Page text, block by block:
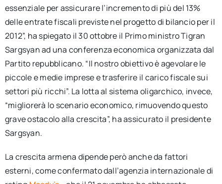
essenziale per assicurare l’incremento di più del 13%
delle entrate fiscali previste nel progetto di bilancio per il
2012”, ha spiegato il 30 ottobre il Primo ministro Tigran
Sargsyan ad una conferenza economica organizzata dal
Partito repubblicano. “Il nostro obiettivo è agevolare le
piccole e medie imprese e trasferire il carico fiscale sui
settori più ricchi”. La lotta al sistema oligarchico, invece,
“migliorerà lo scenario economico, rimuovendo questo
grave ostacolo alla crescita”, ha assicurato il presidente
Sargsyan.
La crescita armena dipende però anche da fattori
esterni, come confermato dall’agenzia internazionale di